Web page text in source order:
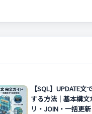
【SQL】UPDATE
する方法｜基本構
リ・JOIN・一括更